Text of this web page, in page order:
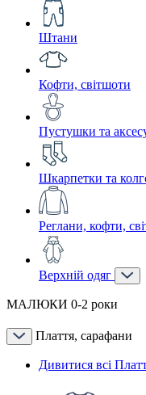
Штани
Кофти, світшоти
Пустушки та
Шкарпетки та
Реглани, кофти,
Верхній одяг
МАЛЮКИ 0-2 роки
Плаття, сарафани
Дивитися всі